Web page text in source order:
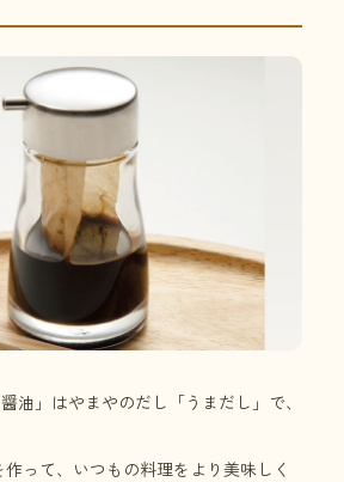
油」はやまやのだし「うまだし」で、
って、いつもの料理をより美味しく